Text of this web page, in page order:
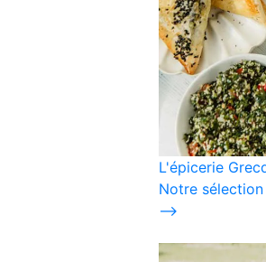
L'épicerie
Notre
⟶